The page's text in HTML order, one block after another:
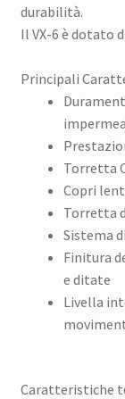
durabilità.
Il VX-6 è dotato
Principali
Torretta
Copri
Torretta
Sistema
Finitura
e ditate
Livella
Caratteristiche